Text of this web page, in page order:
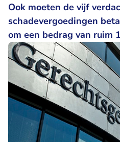
Ook moeten de vijf
schadevergoedingen
om een bedrag van ruim